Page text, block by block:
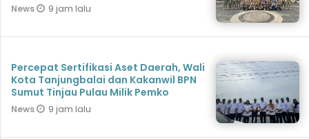
News 9 jam lalu
Percepat Sertifikasi Aset Daerah, Wali
Kota Tanjungbalai dan Kakanwil BPN
Sumut Tinjau Pulau Milik Pemko
News 9 jam lalu